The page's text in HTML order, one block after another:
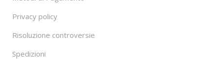
Privacy policy
Risoluzione controversie
Spedizioni